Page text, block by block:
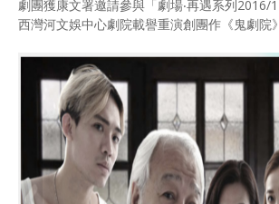
劇團獲康文署邀請參與「劇場‧再遇系列2016/
西灣河文娛中心劇院載譽重演創團作《鬼劇院